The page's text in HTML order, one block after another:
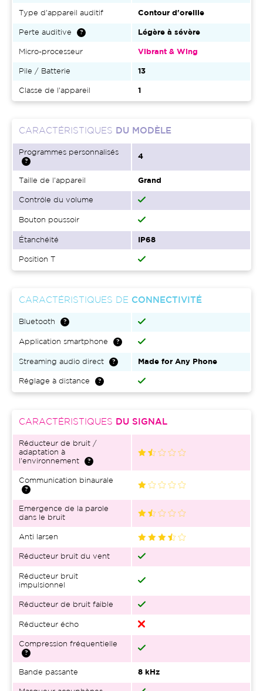
Type d'appareil auditif Contour d'oreille
Perte auditive Légère à sévère
Micro-processeur Vibrant & Wing
Pile / Batterie 13
Classe de l'appareil 1
CARACTÉRISTIQUES DU MODÈLE
Programmes personnalisés
4
Taille de l'appareil Grand
Contrôle du volume
Bouton poussoir
Étanchéité IP68
Position T
CARACTÉRISTIQUES DE CONNECTIVITÉ
Bluetooth
Application smartphone
Streaming audio direct Made for Any Phone
Réglage à distance
CARACTÉRISTIQUES DU SIGNAL
Réducteur de bruit /
adaptation à
l'environnement
Communication binaurale
Emergence de la parole
dans le bruit
Anti larsen
Réducteur bruit du vent
Réducteur bruit
impulsionnel
Réducteur de bruit faible
Réducteur écho
Compression fréquentielle
Bande passante 8 kHz